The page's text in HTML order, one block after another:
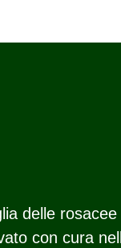
delle rosacee
con cura